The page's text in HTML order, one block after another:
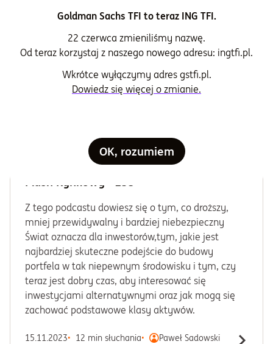
Flash rynkowy
Flash Rynkowy #153
Z tego podcastu dowiesz się o tym, co droższy,
mniej przewidywalny i bardziej niebezpieczny
Świat oznacza dla inwestorów,tym, jakie jest
najbardziej skuteczne podejście do budowy
portfela w tak niepewnym środowisku i tym, czy
teraz jest dobry czas, aby interesować się
inwestycjami alternatywnymi oraz jak mogą się
zachować podstawowe klasy aktywów.
15.11.2023 12 min słuchania Paweł Sadowski
Goldman Sachs TFI to teraz ING TFI.
22 czerwca zmieniliśmy nazwę.
Od teraz korzystaj z naszego nowego adresu: ingtfi.pl.
Wkrótce wyłączymy adres gstfi.pl.
Dowiedz się więcej o zmianie.
OK, rozumiem